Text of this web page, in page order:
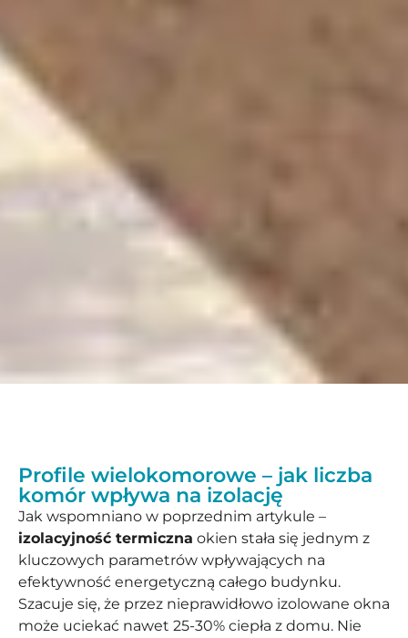
Profile wielokomorowe – jak liczba
komór wpływa na izolację
Jak wspomniano w poprzednim artykule –
izolacyjność termiczna okien stała się jednym z
kluczowych parametrów wpływających na
efektywność energetyczną całego budynku.
Szacuje się, że przez nieprawidłowo izolowane okna
może uciekać nawet 25-30% ciepła z domu. Nie